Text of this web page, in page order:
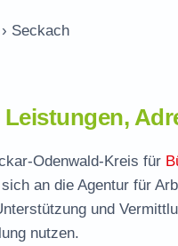
› Seckach
Odenwald-Kreis für
an die Agentur für
und
nutzen.